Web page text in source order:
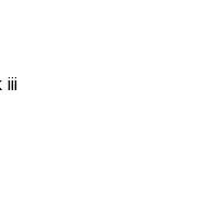
iii